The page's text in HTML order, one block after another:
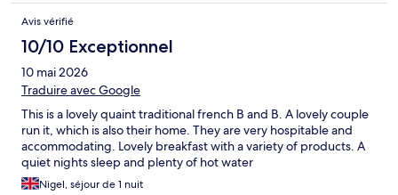
que chacun apprivoise à sa manière. Je repars le cœur allégé,
riche de ce moment suspendu au bord de la mer. À vous, un
merci du fond du cœur pour cette chaleur qui restera gravée. À
vous recroiser ! EN____ A timeless stay, carried by the warm
welcome in this guesthouse deeply rooted in its land, with two
discreet yet watchful old cats, as if sensing the quiet murmurs of
day, offers an elegant refuge where each fleeting painting
whispers the mood of the moment. The generous and sincere
breakfast opened the door to deep conversations about
theatre, nature, the past, and even that ultimate journey we all
learn to embrace in our own way. I leave with a light heart,
Avis vérifié
10/10 Exceptionnel
10 mai 2026
Traduire avec Google
This is a lovely quaint traditional french B and B. A lovely couple
run it, which is also their home. They are very hospitable and
accommodating. Lovely breakfast with a variety of products. A
quiet nights sleep and plenty of hot water
Nigel, séjour de 1 nuit